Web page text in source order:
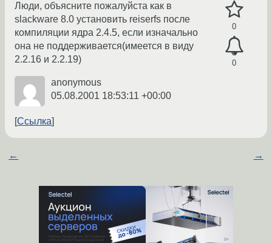
0
0
Люди, объясните пожалуйста как в
slackware 8.0 установить reiserfs после
компиляции ядра 2.4.5, если изначально
она не поддерживается(имеется в виду
2.2.16 и 2.2.19)
anonymous
05.08.2001 18:53:11 +00:00
Ссылка
← →